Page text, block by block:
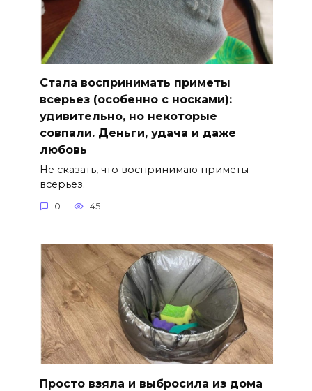
Стала воспринимать приметы
всерьез (особенно с носками):
удивительно, но некоторые
совпали. Деньги, удача и даже
любовь
Не сказать, что воспринимаю приметы
всерьез.
0 45
Просто взяла и выбросила из дома